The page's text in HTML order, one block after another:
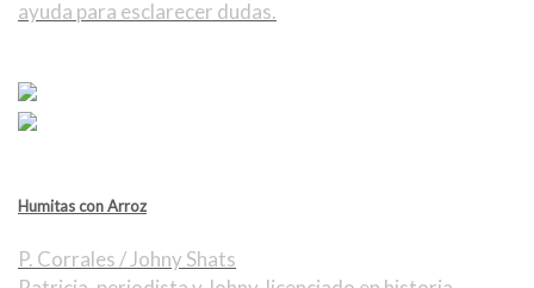
ayuda para esclarecer dudas.
Humitas con Arroz
P. Corrales / Johny Shats